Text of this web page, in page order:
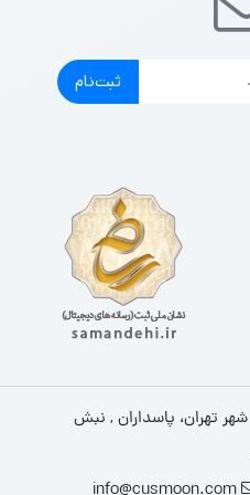
ثبت‌نام
تهران، پاسداران , نبش